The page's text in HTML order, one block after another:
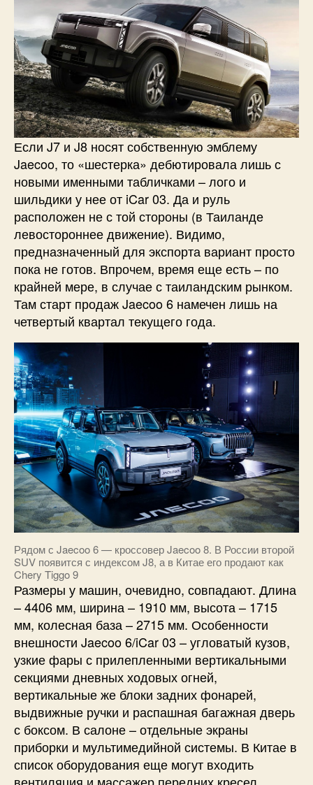
Если J7 и J8 носят собственную эмблему
Jaecoo, то «шестерка» дебютировала лишь с
новыми именными табличками – лого и
шильдики у нее от iCar 03. Да и руль
расположен не с той стороны (в Таиланде
левостороннее движение). Видимо,
предназначенный для экспорта вариант просто
пока не готов. Впрочем, время еще есть – по
крайней мере, в случае с таиландским рынком.
Там старт продаж Jaecoo 6 намечен лишь на
четвертый квартал текущего года.
Рядом с Jaecoo 6 — кроссовер Jaecoo 8. В России второй
SUV появится с индексом J8, а в Китае его продают как
Chery Tiggo 9
Размеры у машин, очевидно, совпадают. Длина
– 4406 мм, ширина – 1910 мм, высота – 1715
мм, колесная база – 2715 мм. Особенности
внешности Jaecoo 6/iCar 03 – угловатый кузов,
узкие фары с прилепленными вертикальными
секциями дневных ходовых огней,
вертикальные же блоки задних фонарей,
выдвижные ручки и распашная багажная дверь
с боксом. В салоне – отдельные экраны
приборки и мультимедийной системы. В Китае в
список оборудования еще могут входить